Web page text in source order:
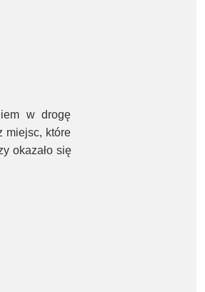
w drogę
miejsc, które
okazało się